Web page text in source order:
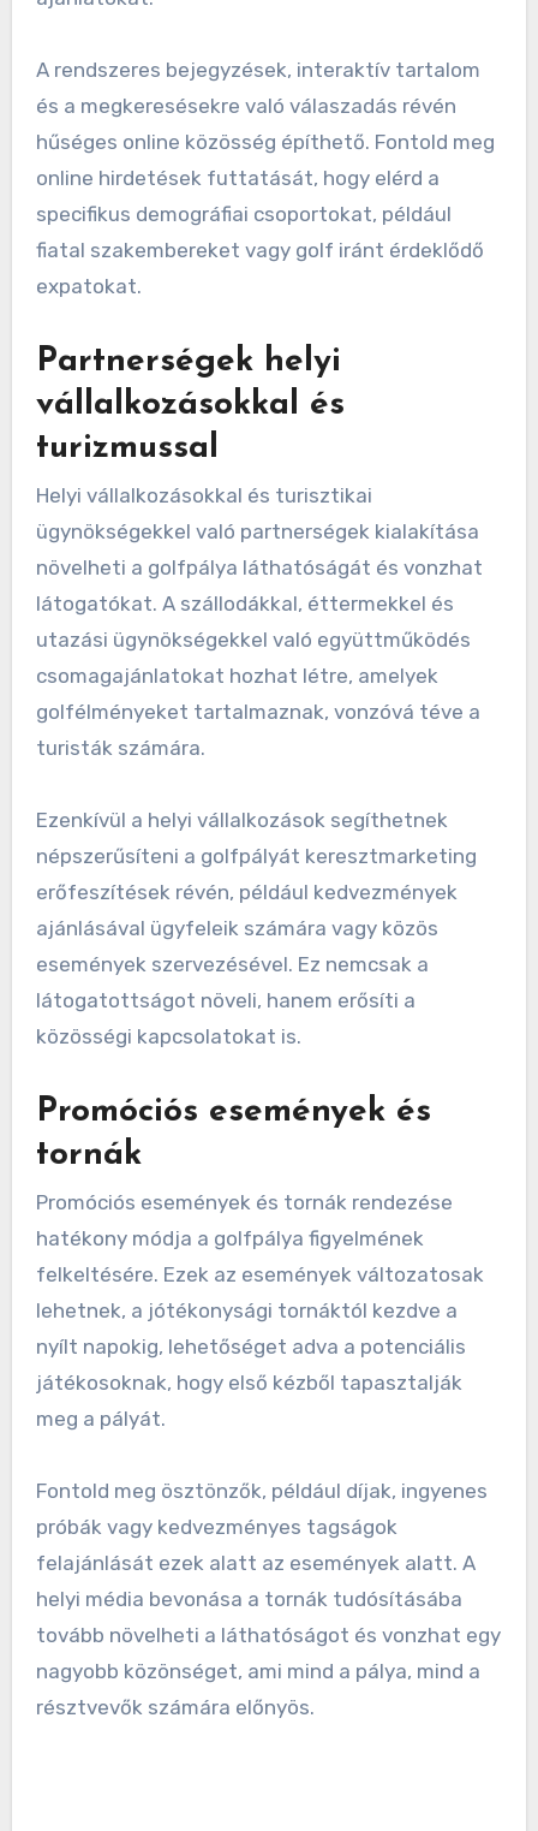
közösségi média platformok, mint a Facebook
és az Instagram használata segíthet bemutatni
a pálya jellemzőit, megosztani a
visszajelzéseket és népszerűsíteni a különleges
ajánlatokat.
A rendszeres bejegyzések, interaktív tartalom
hűséges online közösség építhető. Fontold meg
online hirdetések futtatását, hogy elérd a
specifikus demográfiai csoportokat, például
fiatal szakembereket vagy golf iránt érdeklődő
expatokat.
Partnerségek helyi
vállalkozásokkal és
turizmussal
Helyi vállalkozásokkal és turisztikai
ügynökségekkel való partnerségek kialakítása
látogatókat. A szállodákkal, éttermekkel és
utazási ügynökségekkel való együttműködés
csomagajánlatokat hozhat létre, amelyek
golfélményeket tartalmaznak, vonzóvá téve a
turisták számára.
Ezenkívül a helyi vállalkozások segíthetnek
erőfeszítések révén, például kedvezmények
ajánlásával ügyfeleik számára vagy közös
látogatottságot növeli, hanem erősíti a
közösségi kapcsolatokat is.
Promóciós események és
tornák
Promóciós események és tornák rendezése
felkeltésére. Ezek az események változatosak
lehetnek, a jótékonysági tornáktól kezdve a
nyílt napokig, lehetőséget adva a potenciális
játékosoknak, hogy első kézből tapasztalják
meg a pályát.
Fontold meg ösztönzők, például díjak, ingyenes